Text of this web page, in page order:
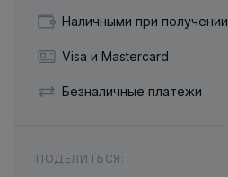
Наличными при получении
Visa и Mastercard
Безналичные платежи
ПОДЕЛИТЬСЯ: